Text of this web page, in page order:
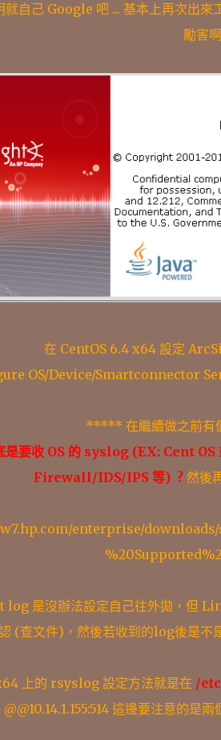
就自己 Google 吧 ... 基本上再次出
勵害
在 CentOS 6.4 x64 設定
OS/Device/Smartconnector
***** 在繼續做之前
是要收 OS 的 syslog (EX: Cent
Firewall/IDS/IPS 等) ? 然後
enterprise/
是沒辦法設定自己往外拋，但
(查文件)，然後若收到的log後是
上的 rsyslog 設定方法就是在 /
這邊要注意的是